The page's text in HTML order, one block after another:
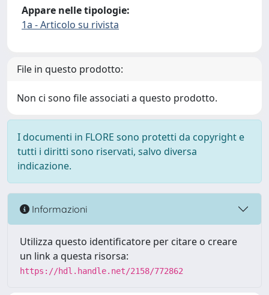
Appare nelle tipologie:
1a - Articolo su rivista
File in questo prodotto:
Non ci sono file associati a questo prodotto.
I documenti in FLORE sono protetti da copyright e
tutti i diritti sono riservati, salvo diversa
indicazione.
Informazioni
Utilizza questo identificatore per citare o creare
un link a questa risorsa:
https://hdl.handle.net/2158/772862